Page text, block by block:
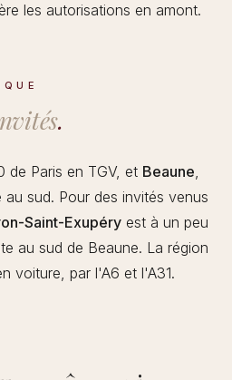
les autorisations en amont.
.
de Paris en TGV, et Beaune,
sud. Pour des invités venus
Saint-Exupéry est à un peu
au sud de Beaune. La région
voiture, par l'A6 et l'A31.